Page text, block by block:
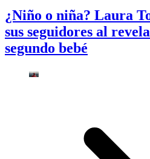
¿Niño o niña? Laura
sus seguidores al
segundo bebé